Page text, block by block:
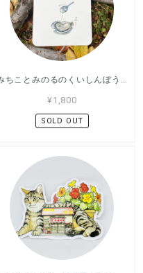
¥1,800
SOLD OUT